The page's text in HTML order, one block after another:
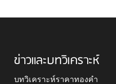
ข่าวและบทวิเคราะห์
บทวิเคราะห์ราคาทองคำ